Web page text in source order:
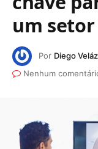
um
Por Diego
Nenhum